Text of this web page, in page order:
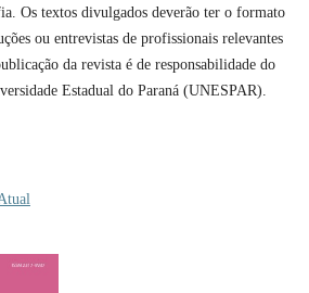
Os textos divulgados deverão ter o formato
ou entrevistas de profissionais relevantes
da revista é de responsabilidade do
Estadual do Paraná (UNESPAR).